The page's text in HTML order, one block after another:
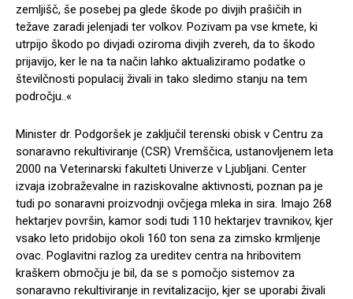
zemljišč, še posebej pa glede škode po divjih prašičih in
težave zaradi jelenjadi ter volkov. Pozivam pa vse kmete, ki
utrpijo škodo po divjadi oziroma divjih zvereh, da to škodo
prijavijo, ker le na ta način lahko aktualiziramo podatke o
številčnosti populacij živali in tako sledimo stanju na tem
področju..«
Minister dr. Podgoršek je zaključil terenski obisk v Centru za
sonaravno rekultiviranje (CSR) Vremščica, ustanovljenem leta
2000 na Veterinarski fakulteti Univerze v Ljubljani. Center
izvaja izobraževalne in raziskovalne aktivnosti, poznan pa je
tudi po sonaravni proizvodnji ovčjega mleka in sira. Imajo 268
hektarjev površin, kamor sodi tudi 110 hektarjev travnikov, kjer
vsako leto pridobijo okoli 160 ton sena za zimsko krmljenje
ovac. Poglavitni razlog za ureditev centra na hribovitem
kraškem območju je bil, da se s pomočjo sistemov za
sonaravno rekultiviranje in revitalizacijo, kjer se uporabi živali